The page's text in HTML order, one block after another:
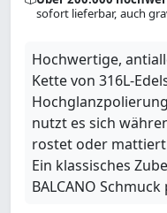
sofort lieferbar, auch
Hochwertige,
Kette von 316L-
nutzt es sich
rostet oder
Ein klassisches
BALCANO Schmuck